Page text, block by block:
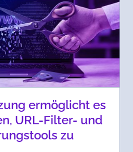
ermöglicht es
URL-Filter- und
zu